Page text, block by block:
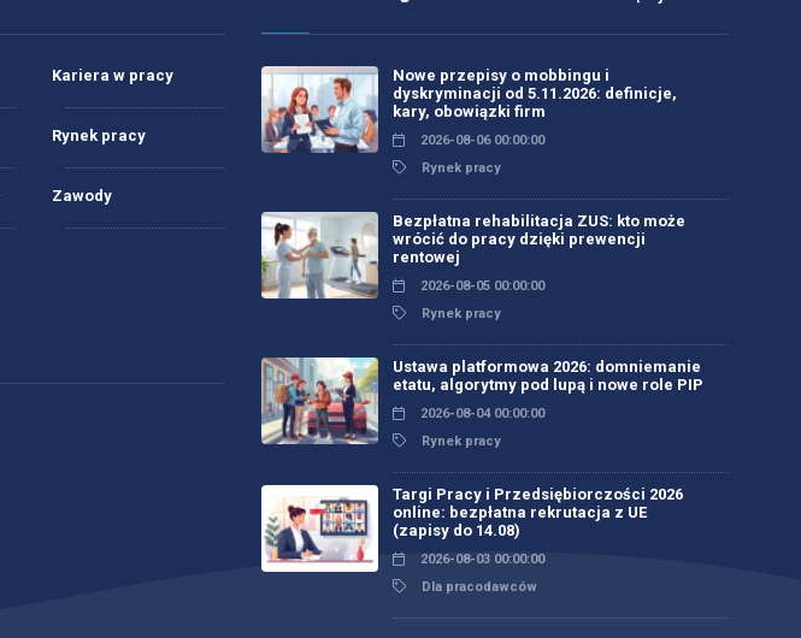
Kariera w pracy
Rynek pracy
Zawody
Nowe przepisy o mobbingu i
dyskryminacji od 5.11.2026: definicje,
kary, obowiązki firm
2026-08-06 00:00:00
Rynek pracy
Bezpłatna rehabilitacja ZUS: kto może
wrócić do pracy dzięki prewencji
rentowej
2026-08-05 00:00:00
Rynek pracy
Ustawa platformowa 2026: domniemanie
etatu, algorytmy pod lupą i nowe role PIP
2026-08-04 00:00:00
Rynek pracy
Targi Pracy i Przedsiębiorczości 2026
online: bezpłatna rekrutacja z UE
(zapisy do 14.08)
2026-08-03 00:00:00
Dla pracodawców